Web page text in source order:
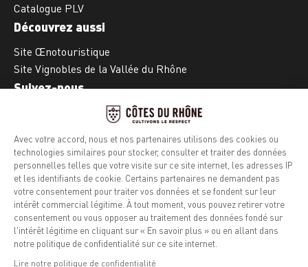
Catalogue PLV
Découvrez aussi
Site Œnotouristique
Site Vignobles de la Vallée du Rhône
Suivez-nous
Mentions légales
Politique de confidentialité